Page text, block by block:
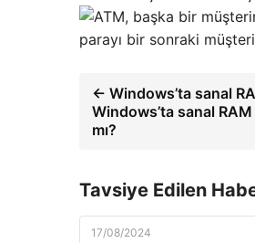
parayı bir sonraki
← Windows’ta sanal
Windows’ta sanal
mı?
Tavsiye Edilen
17/08/2024